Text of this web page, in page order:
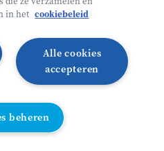
Inschrijven
in het cookiebeleid
Alle cookies
accepteren
beheren